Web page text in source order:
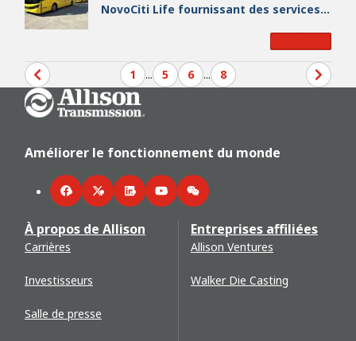
NovoCiti Life fournissant des services
1 ... 5 6 ...
8
Go Home
Améliorer le fonctionnement du monde
FacebookTwitterLinkedInYouTubeWeChat
À propos de Allison
Carrières
Investisseurs
Salle de presse
Entreprises affiliées
Allison Ventures
Walker Die Casting